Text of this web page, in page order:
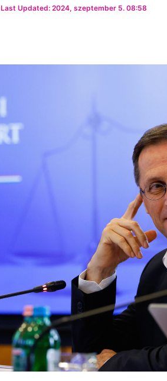
Last Updated: 2024, szeptember 5. 08:58